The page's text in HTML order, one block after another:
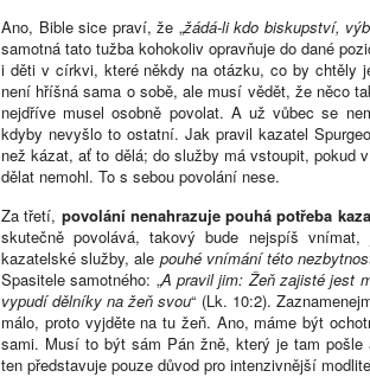
Ano, Bible sice praví, že „žádá-li kdo biskupství,
samotná tato tužba kohokoliv opravňuje do dané
i děti v církvi, které někdy na otázku, co by chtěly
není hříšná sama o sobě, ale musí vědět, že něco
nejdříve musel osobně povolat. A už vůbec se
kdyby nevyšlo to ostatní. Jak pravil kazatel
než kázat, ať to dělá; do služby má vstoupit, pokud
dělat nemohl. To s sebou povolání nese.
Za třetí, povolání nenahrazuje pouhá potřeba
skutečně povolává, takový bude nejspíš
kazatelské služby, ale pouhé vnímání této
Spasitele samotného: „A pravil jim: Žeň zajisté jest
vypudí dělníky na žeň svou“ (Lk. 10:2).
málo, proto vyjděte na tu žeň. Ano, máme být
sami. Musí to být sám Pán žně, který je tam
ten představuje pouze důvod pro intenzivnější